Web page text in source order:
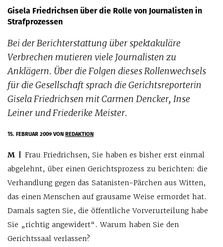
Gisela Friedrichsen über die Rolle von Journalisten in
Strafprozessen
Bei der Berichterstattung über spektakuläre
Verbrechen mutieren viele Journalisten zu
Anklägern. Über die Folgen dieses Rollenwechsels
für die Gesellschaft sprach die Gerichtsreporterin
Gisela Friedrichsen mit Carmen Dencker, Inse
Leiner und Friederike Meister.
15. FEBRUAR 2009VONREDAKTION
M |
Frau Friedrichsen, Sie haben es bisher erst einmal
abgelehnt, über einen Gerichtsprozess zu berichten: die
Verhandlung gegen das Satanisten-Pärchen aus Witten,
das einen Menschen auf grausame Weise ermordet hat.
Damals sagten Sie, die öffentliche Vorverurteilung habe
Sie „richtig angewidert“. Warum haben Sie den
Gerichtssaal verlassen?